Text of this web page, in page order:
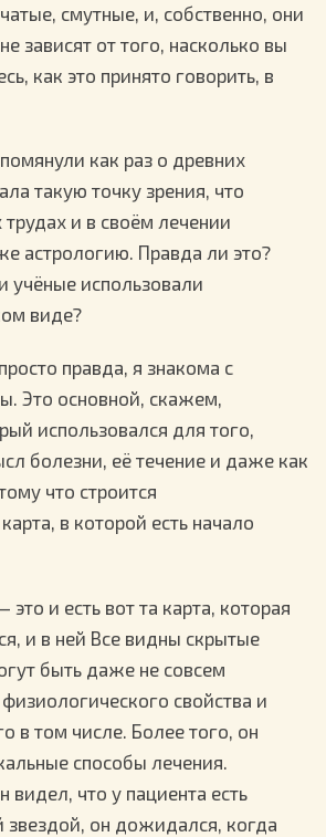
смутные, и, собственно, они
зависят от того, насколько вы
как это принято говорить, в
как раз о древних
такую точку зрения, что
и в своём лечении
астрологию. Правда ли это?
учёные использовали
виде?
правда, я знакома с
Это основной, скажем,
использовался для того,
болезни, её течение и даже как
что строится
в которой есть начало
и есть вот та карта, которая
и в ней Все видны скрытые
быть даже не совсем
свойства и
в том числе. Более того, он
способы лечения.
видел, что у пациента есть
звездой, он дожидался, когда